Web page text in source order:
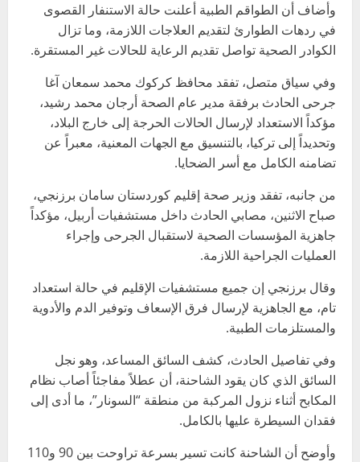
وأضاف أن الطواقم الطبية أعلنت حالة الاستنفار القصوى
في ردهات الطوارئ لتقديم العلاجات اللازمة، وما تزال
الكوادر الصحية تواصل تقديم الرعاية للحالات غير المستقرة.
وفي سياق متصل، تفقد محافظ كركوك محمد سمعان آغا
جرحى الحادث برفقة مدير عام الصحة أرجان محمد رشيد،
مؤكداً الاستعداد لإرسال الحالات الحرجة إلى خارج البلاد،
وتحديداً إلى تركيا، بالتنسيق مع الجهات المعنية، معبراً عن
تضامنه الكامل مع أسر الضحايا.
من جانبه، تفقد وزير صحة إقليم كوردستان سامان برزنجي،
صباح الاثنين، مصابي الحادث داخل مستشفيات أربيل، مؤكداً
جاهزية المؤسسات الصحية لاستقبال الجرحى وإجراء
العمليات الجراحية اللازمة.
وقال برزنجي إن جميع مستشفيات الإقليم في حالة استعداد
تام، مع الجاهزية لإرسال فرق الإسعاف وتوفير الدم والأدوية
والمستلزمات الطبية.
وفي تفاصيل الحادث، كشف السائق المساعد، وهو نجل
السائق الذي كان يقود الشاحنة، أن عطلاً مفاجئاً أصاب نظام
المكابح أثناء نزول المركبة من منطقة “السونار”، ما أدى إلى
فقدان السيطرة عليها بالكامل.
وأوضح أن الشاحنة كانت تسير بسرعة تراوحت بين 90 و110